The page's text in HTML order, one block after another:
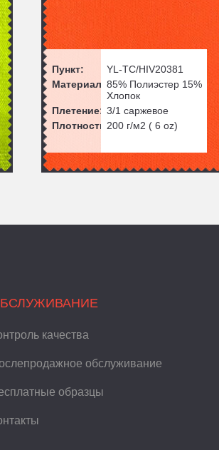
Пункт:
YL-TC/HIV20381
Материал: 85% Полиэстер 15%
Хлопок
Плетение: 3/1 саржевое
Плотность:200г/м2 ( 6 oz)
качества
обслуживание
образцы